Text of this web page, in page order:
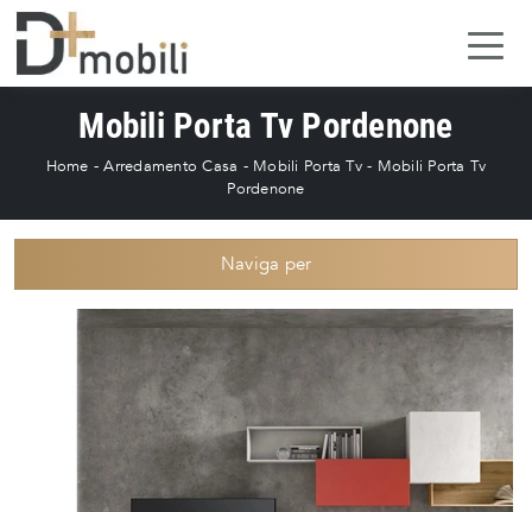
Mobili Porta Tv Pordenone
Home -Arredamento Casa - Mobili Porta Tv- Mobili Porta Tv
Pordenone
Naviga per